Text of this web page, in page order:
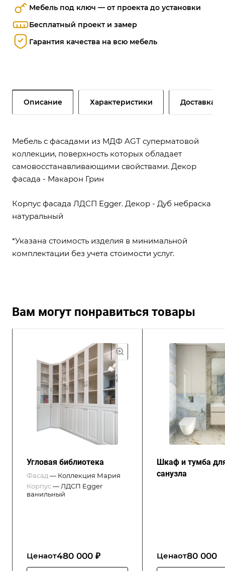
Мебель под ключ — от проекта до установки
Бесплатный проект и замер
Гарантия качества на всю мебель
Описание Характеристики Доставка и
Мебель с фасадами из МДФ AGT суперматовой
коллекции, поверхность которых обладает
самовосстанавливающими свойствами. Декор
фасада - Макарон Грин
Корпус фасада ЛДСП Egger. Декор - Дуб небраска
натуральный
*Указана стоимость изделия в минимальной
комплектации без учета стоимости услуг.
Вам могут понравиться товары
Угловая библиотека
Фасад — Коллекция Мария
Корпус— ЛДСП Egger
ванильный
Ценаот480 000 ₽
Шкаф и тумба
санузла
Ценаот80 000